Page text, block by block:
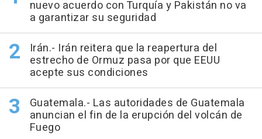
nuevo acuerdo con Turquía y Pakistán no va
a garantizar su seguridad
Irán.- Irán reitera que la reapertura del
estrecho de Ormuz pasa por que EEUU
acepte sus condiciones
Guatemala.- Las autoridades de Guatemala
anuncian el fin de la erupción del volcán de
Fuego